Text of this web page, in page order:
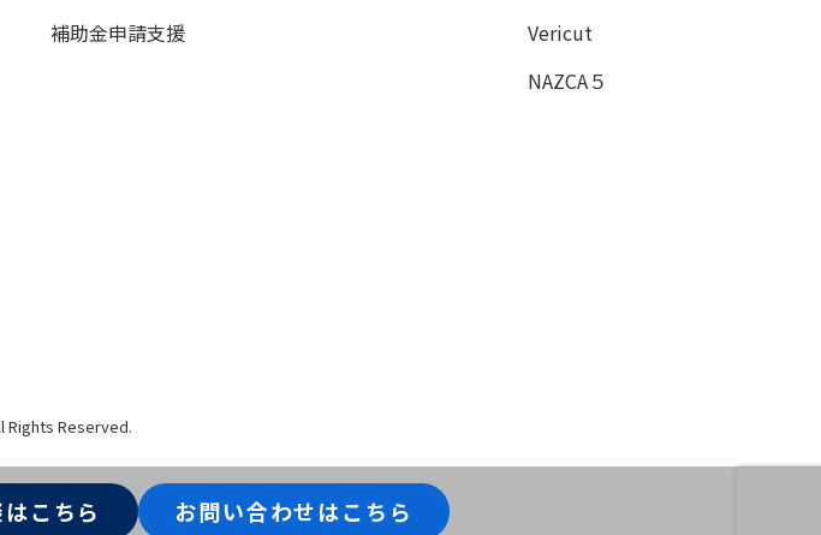
補助金申請支援
Vericut
NAZCA５
Rights Reserved.
こちら お問い合わせはこちら